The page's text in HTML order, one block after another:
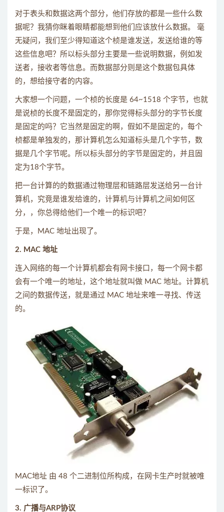
对于表头和数据这两个部分，他们存放的都是一些什么数
据呢？我猜你眯着眼睛都能想到他们应该放什么数据。 毫
无疑问，我们至少得知道这个桢是谁发送，发送给谁的等
这些信息吧？所以标头部分主要是一些说明数据，例如发
送者，接收者等信息。而数据部分则是这个数据包具体
的，想给接守者的内容。
大家想一个问题，一个桢的长度是 64~1518 个字节，也就
是说桢的长度不是固定的，那你觉得标头部分的字节长度
是固定的吗？它当然是固定的啊，假如不是固定的，每个
桢都是单独发的，那计算机怎么知道标头是几个字节，数
据是几个字节呢。所以标头部分的字节是固定的，并且固
定为18个字节。
把一台计算的的数据通过物理层和链路层发送给另一台计
算机，究竟是谁发给谁的，计算机与计算机之间如何区
分，，你总得给他们一个唯一的标识吧？
于是，MAC 地址出现了。
2. MAC 地址
连入网络的每一个计算机都会有网卡接口，每一个网卡都
会有一个唯一的地址，这个地址就叫做 MAC 地址。计算机
之间的数据传送，就是通过 MAC 地址来唯一寻找、传送
的。
MAC地址 由 48 个二进制位所构成，在网卡生产时就被唯
一标识了。
3. 广播与ARP协议